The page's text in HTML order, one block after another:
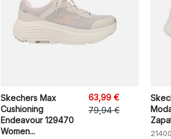
Skechers Max
Cushioning
Endeavour 129470
Women...
63,99 €
79,94 €